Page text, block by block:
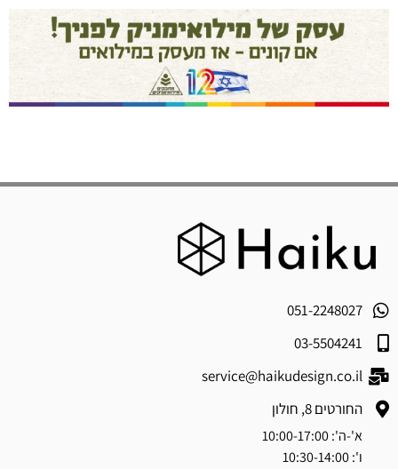
051-2248027
03-5504241
service@haikudesign.co.il
החורטים 8, חולון
א'-ה': 10:00-17:00
ו': 10:30-14:00